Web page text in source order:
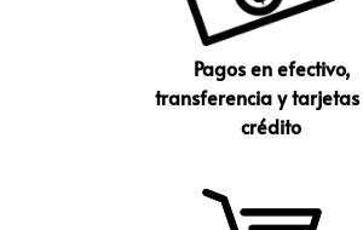
Pagos en efectivo,
transferencia y
crédito